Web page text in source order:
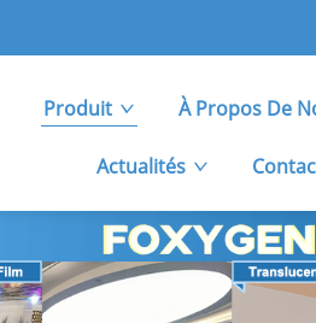
Produit À Propos De
Actualités